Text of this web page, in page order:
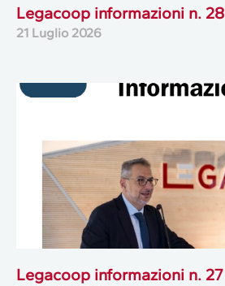
Legacoop informazioni n. 28
21 Luglio 2026
Legacoop informazioni n. 27